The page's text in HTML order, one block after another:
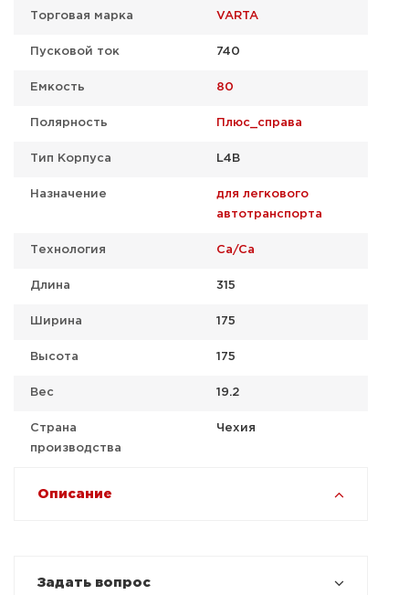
Торговая марка VARTA
Пусковой ток 740
Емкость 80
Полярность Плюс_справа
Тип Корпуса L4B
Назначение
для легкового
автотранспорта
Технология Ca/Ca
Длина 315
Ширина 175
Высота 175
Вес 19.2
Страна
производства
Чехия
Описание
Задать вопрос